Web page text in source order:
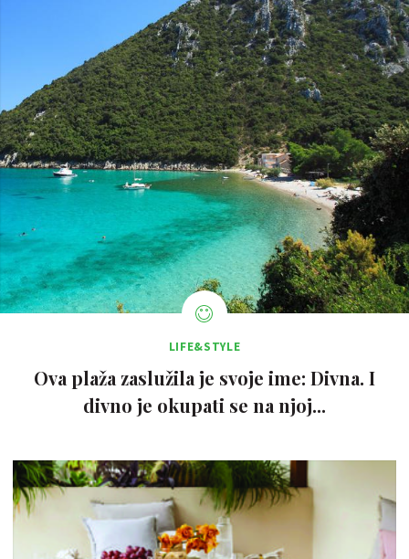
LIFE&STYLE
Ova plaža zaslužila je svoje ime: Divna. I
divno je okupati se na njoj...